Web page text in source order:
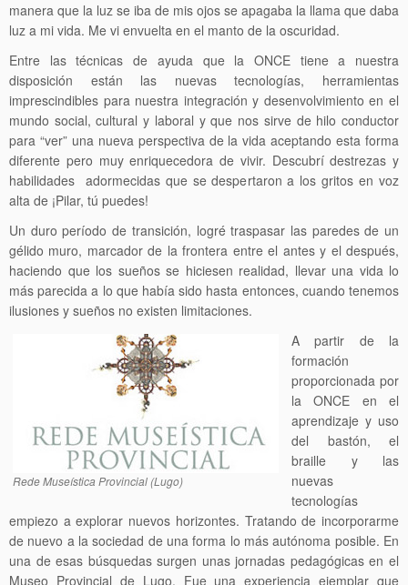
manera que la luz se iba de mis ojos se apagaba la llama que daba
luz a mi vida. Me vi envuelta en el manto de la oscuridad.
Entre las técnicas de ayuda que la ONCE tiene a nuestra
disposición están las nuevas tecnologías, herramientas
imprescindibles para nuestra integración y desenvolvimiento en el
mundo social, cultural y laboral y que nos sirve de hilo conductor
para “ver” una nueva perspectiva de la vida aceptando esta forma
diferente pero muy enriquecedora de vivir. Descubrí destrezas y
habilidades adormecidas que se despertaron a los gritos en voz
alta de ¡Pilar, tú puedes!
Un duro período de transición, logré traspasar las paredes de un
gélido muro, marcador de la frontera entre el antes y el después,
haciendo que los sueños se hiciesen realidad, llevar una vida lo
más parecida a lo que había sido hasta entonces, cuando tenemos
ilusiones y sueños no existen limitaciones.
Rede Museística Provincial (Lugo)
A partir de la
formación
proporcionada por
la ONCE en el
aprendizaje y uso
del bastón, el
braille y las
nuevas
tecnologías
empiezo a explorar nuevos horizontes. Tratando de incorporarme
de nuevo a la sociedad de una forma lo más autónoma posible. En
una de esas búsquedas surgen unas jornadas pedagógicas en el
Museo Provincial de Lugo. Fue una experiencia ejemplar que